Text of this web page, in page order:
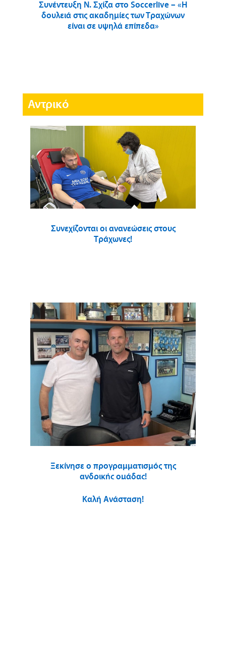
Συνέντευξη Ν. Σχίζα στο Soccerlive – «Η
δουλειά στις ακαδημίες των Τραχώνων
είναι σε υψηλά επίπεδα»
Αντρικό
Συνεχίζονται οι ανανεώσεις στους
Τράχωνες!
Ξεκίνησε ο προγραμματισμός της
ανδρικής ομάδας!
Καλή Ανάσταση!